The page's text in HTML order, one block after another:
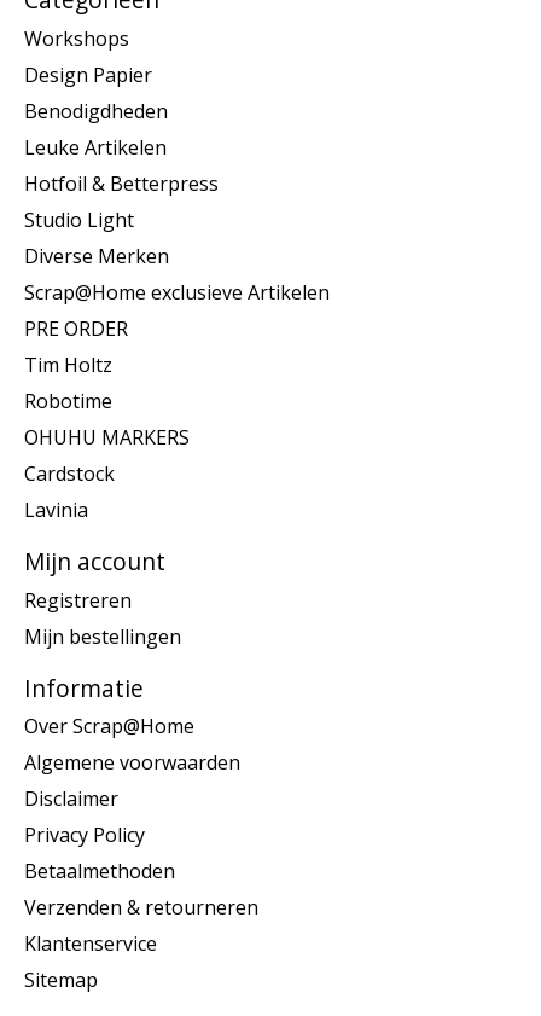
Workshops
Design Papier
Benodigdheden
Leuke Artikelen
Hotfoil & Betterpress
Studio Light
Diverse Merken
Scrap@Home exclusieve Artikelen
PRE ORDER
Tim Holtz
Robotime
OHUHU MARKERS
Cardstock
Lavinia
Mijn account
Registreren
Mijn bestellingen
Informatie
Over Scrap@Home
Algemene voorwaarden
Disclaimer
Privacy Policy
Betaalmethoden
Verzenden & retourneren
Klantenservice
Sitemap